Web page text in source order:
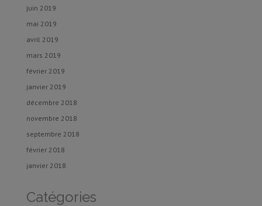
juin 2019
mai 2019
avril 2019
mars 2019
février 2019
janvier 2019
décembre 2018
novembre 2018
septembre 2018
février 2018
janvier 2018
Catégories